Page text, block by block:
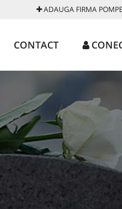
ADAUGA FIRMA
CONTACT